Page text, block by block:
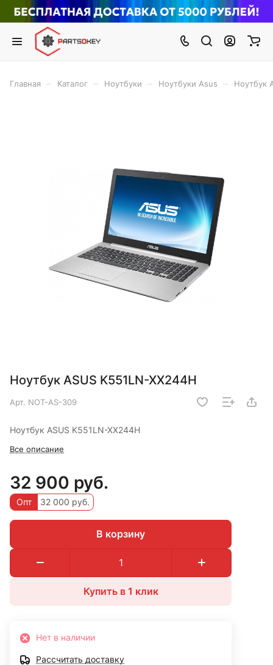
Главная Каталог Ноутбуки Ноутбуки Asus Ноутбук
Ноутбук ASUS K551LN-XX244H
Арт. NOT-AS-309
Ноутбук ASUS K551LN-XX244H
Все описание
32 900 руб.
Опт 32 000 руб.
В корзину
Купить в 1 клик
Нет в наличии
Рассчитать доставку